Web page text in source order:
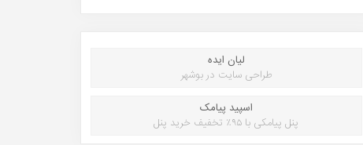
لیان ایده
طراحی سایت در بوشهر
اسپید پیامک
پنل پیامکی با ۹۵٪ تخفیف خرید پنل